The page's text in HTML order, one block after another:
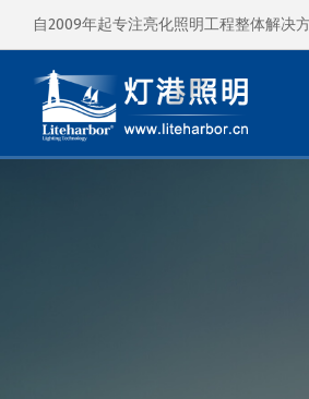
自2009年起专注亮化照明工程整体解决